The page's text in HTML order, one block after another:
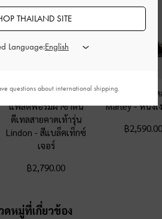
รองเท้าส้นเตารีดเสริม
แพลตฟอร์มผ้าซาติน
ดีเทลสายคาดเท้ารุ่น
Lindon-สีแบล็คเท็กซ์
เจอร์
฿2,790.00
รองเท้าส้นสูงรั
Marley-หนังเ
฿2,590.00
ดหมู่ที่เกี่ยวข้อง
THAILAND SITE
Language:
questions about international shipping.